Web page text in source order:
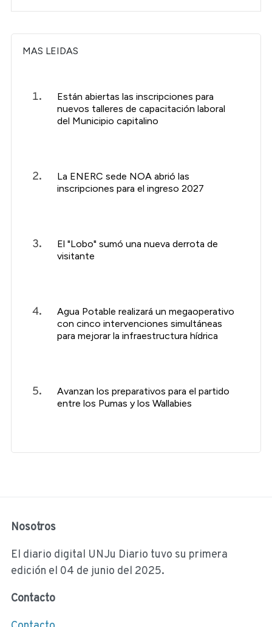
MAS LEIDAS
Están abiertas las inscripciones para
nuevos talleres de capacitación laboral
del Municipio capitalino
La ENERC sede NOA abrió las
inscripciones para el ingreso 2027
El "Lobo" sumó una nueva derrota de
visitante
Agua Potable realizará un megaoperativo
con cinco intervenciones simultáneas
para mejorar la infraestructura hídrica
Avanzan los preparativos para el partido
entre los Pumas y los Wallabies
Nosotros
El diario digital UNJu Diario tuvo su primera
edición el 04 de junio del 2025.
Contacto